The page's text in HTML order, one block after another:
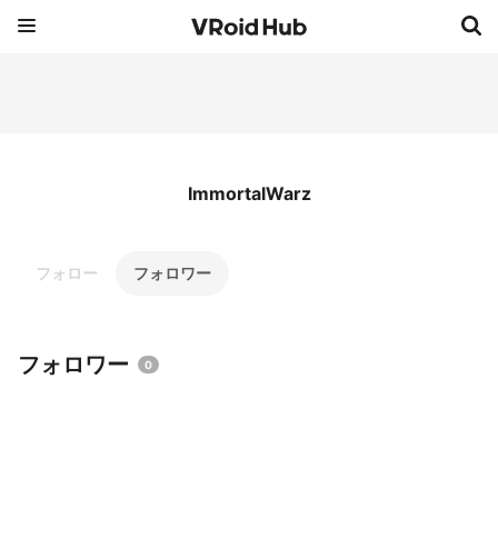
ImmortalWarz
フォロー フォロワー
フォロワー 0